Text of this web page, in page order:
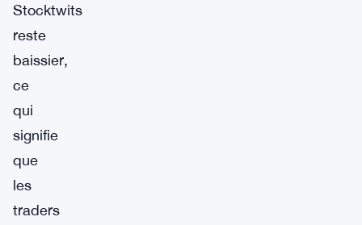
Stocktwits
reste
baissier,
ce
qui
signifie
que
les
traders